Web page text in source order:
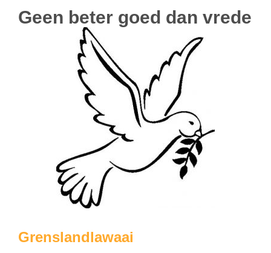
Geen beter goed dan vrede
Grenslandlawaai